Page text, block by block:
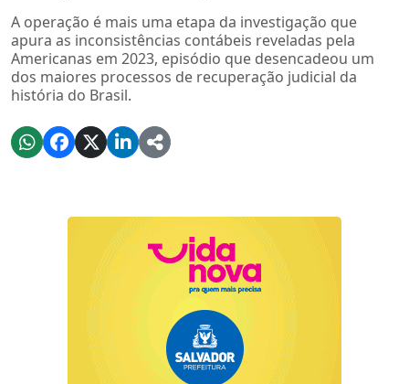
A operação é mais uma etapa da investigação que
apura as inconsistências contábeis reveladas pela
Americanas em 2023, episódio que desencadeou um
dos maiores processos de recuperação judicial da
história do Brasil.